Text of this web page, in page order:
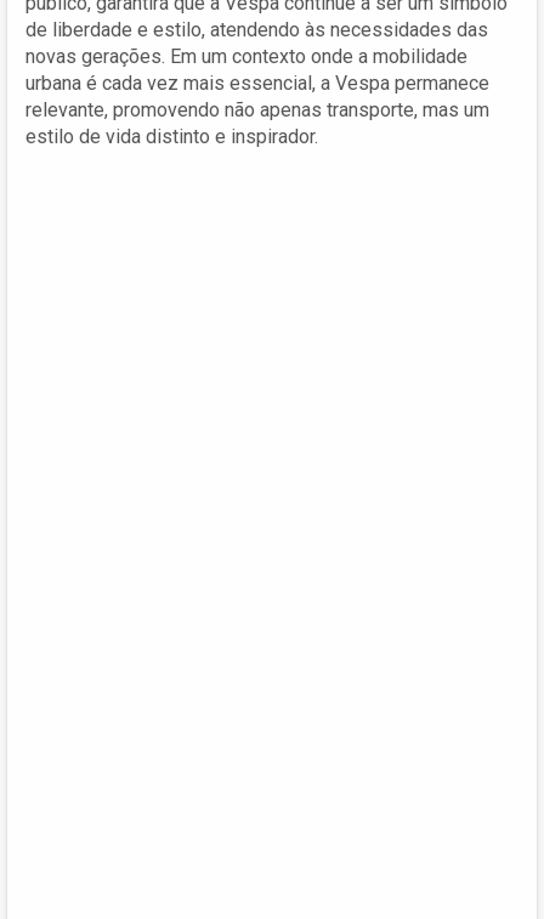
de liberdade e estilo, atendendo às necessidades das
novas gerações. Em um contexto onde a mobilidade
urbana é cada vez mais essencial, a Vespa permanece
relevante, promovendo não apenas transporte, mas um
estilo de vida distinto e inspirador.